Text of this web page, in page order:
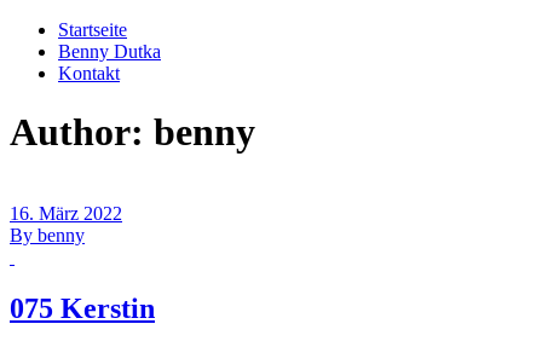
Startseite
Benny Dutka
Kontakt
Author: benny
16. März 2022
By benny
075 Kerstin